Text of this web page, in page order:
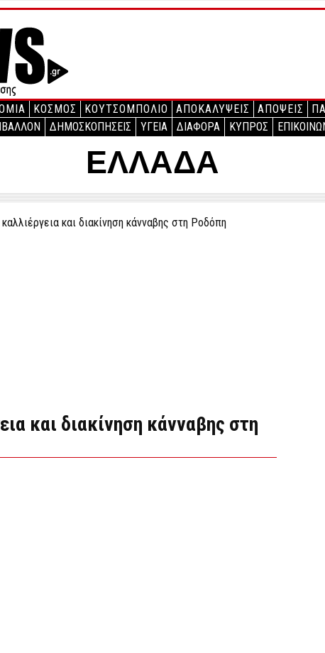
ΚΟΣΜΟΣ ΚΟΥΤΣΟΜΠΟΛΙΟ ΑΠΟΚΑΛΥΨΕΙΣ ΑΠΟΨΕΙΣ
ΔΗΜΟΣΚΟΠΗΣΕΙΣ ΥΓΕΙΑ ΔΙΑΦΟΡΑ ΚΥΠΡΟΣ
ΕΛΛΑΔΑ
και διακίνηση κάνναβης στη